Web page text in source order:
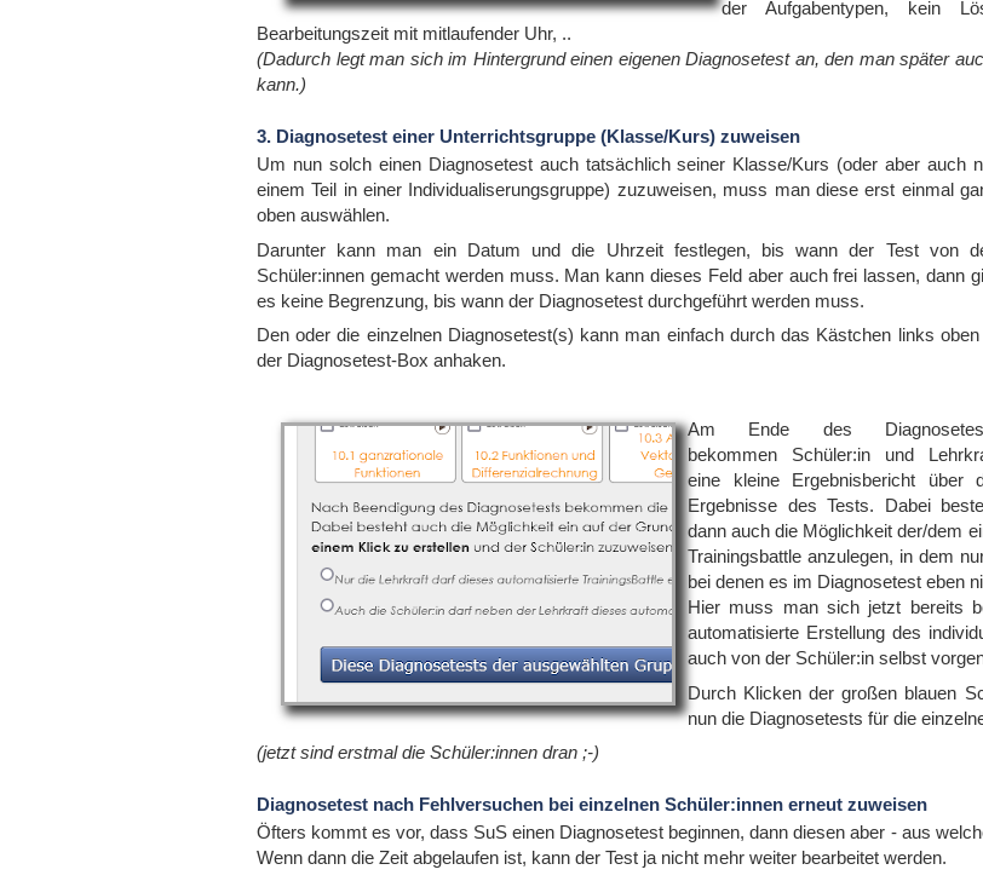
der Aufgabentypen, kein
Bearbeitungszeit mit mitlaufender Uhr, ..
(Dadurch legt man sich im Hintergrund einen eigenen Diagnosetest an, den man später
kann.)
3. Diagnosetest einer Unterrichtsgruppe (Klasse/Kurs) zuweisen
Um nun solch einen Diagnosetest auch tatsächlich seiner Klasse/Kurs (oder aber auch
einem Teil in einer Individualiserungsgruppe) zuzuweisen, muss man diese erst einmal
oben auswählen.
Darunter kann man ein Datum und die Uhrzeit festlegen, bis wann der Test von
Schüler:innen gemacht werden muss. Man kann dieses Feld aber auch frei lassen, dann
es keine Begrenzung, bis wann der Diagnosetest durchgeführt werden muss.
Den oder die einzelnen Diagnosetest(s) kann man einfach durch das Kästchen links oben
der Diagnosetest-Box anhaken.
Am Ende des
bekommen Schüler:in und
eine kleine Ergebnisbericht über
Ergebnisse des Tests. Dabei
dann auch die Möglichkeit der/dem
Trainingsbattle anzulegen, in dem
bei denen es im Diagnosetest eben
Hier muss man sich jetzt bereits
automatisierte Erstellung des
auch von der Schüler:in selbst
Durch Klicken der großen blauen
nun die Diagnosetests für die
(jetzt sind erstmal die Schüler:innen dran ;-)
Diagnosetest nach Fehlversuchen bei einzelnen Schüler:innen erneut zuweisen
Öfters kommt es vor, dass SuS einen Diagnosetest beginnen, dann diesen aber - aus
Wenn dann die Zeit abgelaufen ist, kann der Test ja nicht mehr weiter bearbeitet werden.